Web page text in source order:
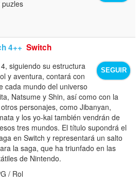
4++ Switch
SEGUIR
siguiendo su estructura
y aventura, contará con
cada mundo del universo
Natsume y Shin, así como con la
personajes, como Jibanyan,
y los yo-kai también vendrán de
tres mundos. El título supondrá el
en Switch y representará un salto
la saga, que ha triunfado en las
de Nintendo.
/ Rol